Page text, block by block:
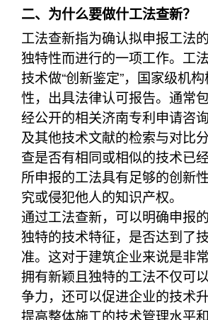
二、为什么要做什工法查新？
工法查新指为确认拟申报工法
独特性而进行的一项工作。工
技术做“创新鉴定”，国家级机
性，出具法律认可报告。通常
经公开的相关济南专利申请咨
及其他技术文献的检索与对比
查是否有相同或相似的技术已
所申报的工法具有足够的创新
究或侵犯他人的知识产权。
通过工法查新，可以明确申报
独特的技术特征，是否达到了
准。这对于建筑企业来说是非
拥有新颖且独特的工法不仅可
争力，还可以促进企业的技术
提高整体施工的技术管理水平和